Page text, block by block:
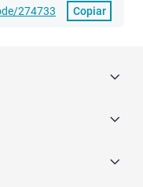
274733
Copiar